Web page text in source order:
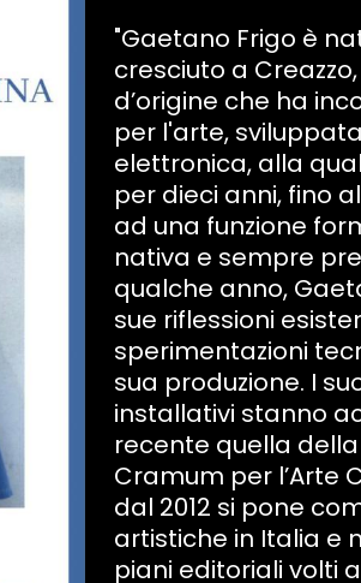
"Gaetano Frigo è
cresciuto a
d’origine che ha
per l'arte,
elettronica, alla
per dieci anni, fino
ad una funzione
nativa e sempre
qualche anno,
sue riflessioni
sperimentazioni
sua produzione. I
installativi stanno
recente quella della
Cramum per l’Arte
dal 2012 si pone
artistiche in Italia e
piani editoriali volti